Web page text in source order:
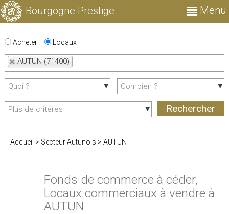
Bourgogne Prestige Menu
Acheter Locaux
AUTUN (71400)
Accueil > Secteur Autunois > AUTUN
Fonds de commerce à céder,
Locaux commerciaux à vendre à
AUTUN